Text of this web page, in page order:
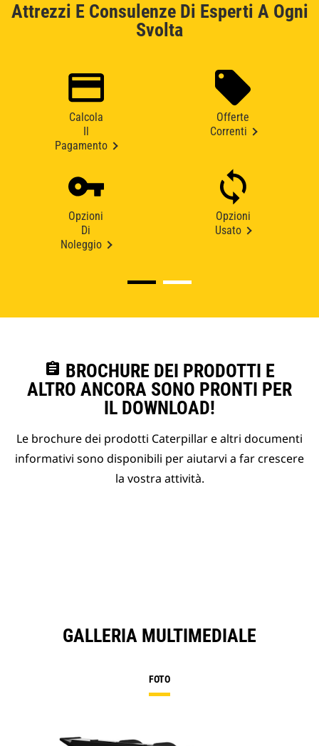
Attrezzi E Consulenze Di Esperti A Ogni
Svolta
Calcola
Pagamento
Offerte
Correnti
Opzioni
Di
Noleggio
Opzioni
Usato
assignment BROCHURE DEI PRODOTTI E
ALTRO ANCORA SONO PRONTI PER
IL DOWNLOAD!
Le brochure dei prodotti Caterpillar e altri documenti
informativi sono disponibili per aiutarvi a far crescere
la vostra attività.
GALLERIA MULTIMEDIALE
FOTO